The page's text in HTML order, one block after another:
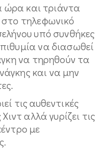
ώρα και τριάντα
τηλεφωνικό
υπό συνθήκες
να διασωθεί
να τηρηθούν τα
και να μην
τις αυθεντικές
αλλά γυρίζει τις
με